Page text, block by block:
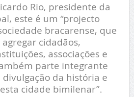
Rio, presidente da
este é um “projecto
bracarense, que
cidadãos,
associações e
parte integrante
da história e
cidade bimilenar”.